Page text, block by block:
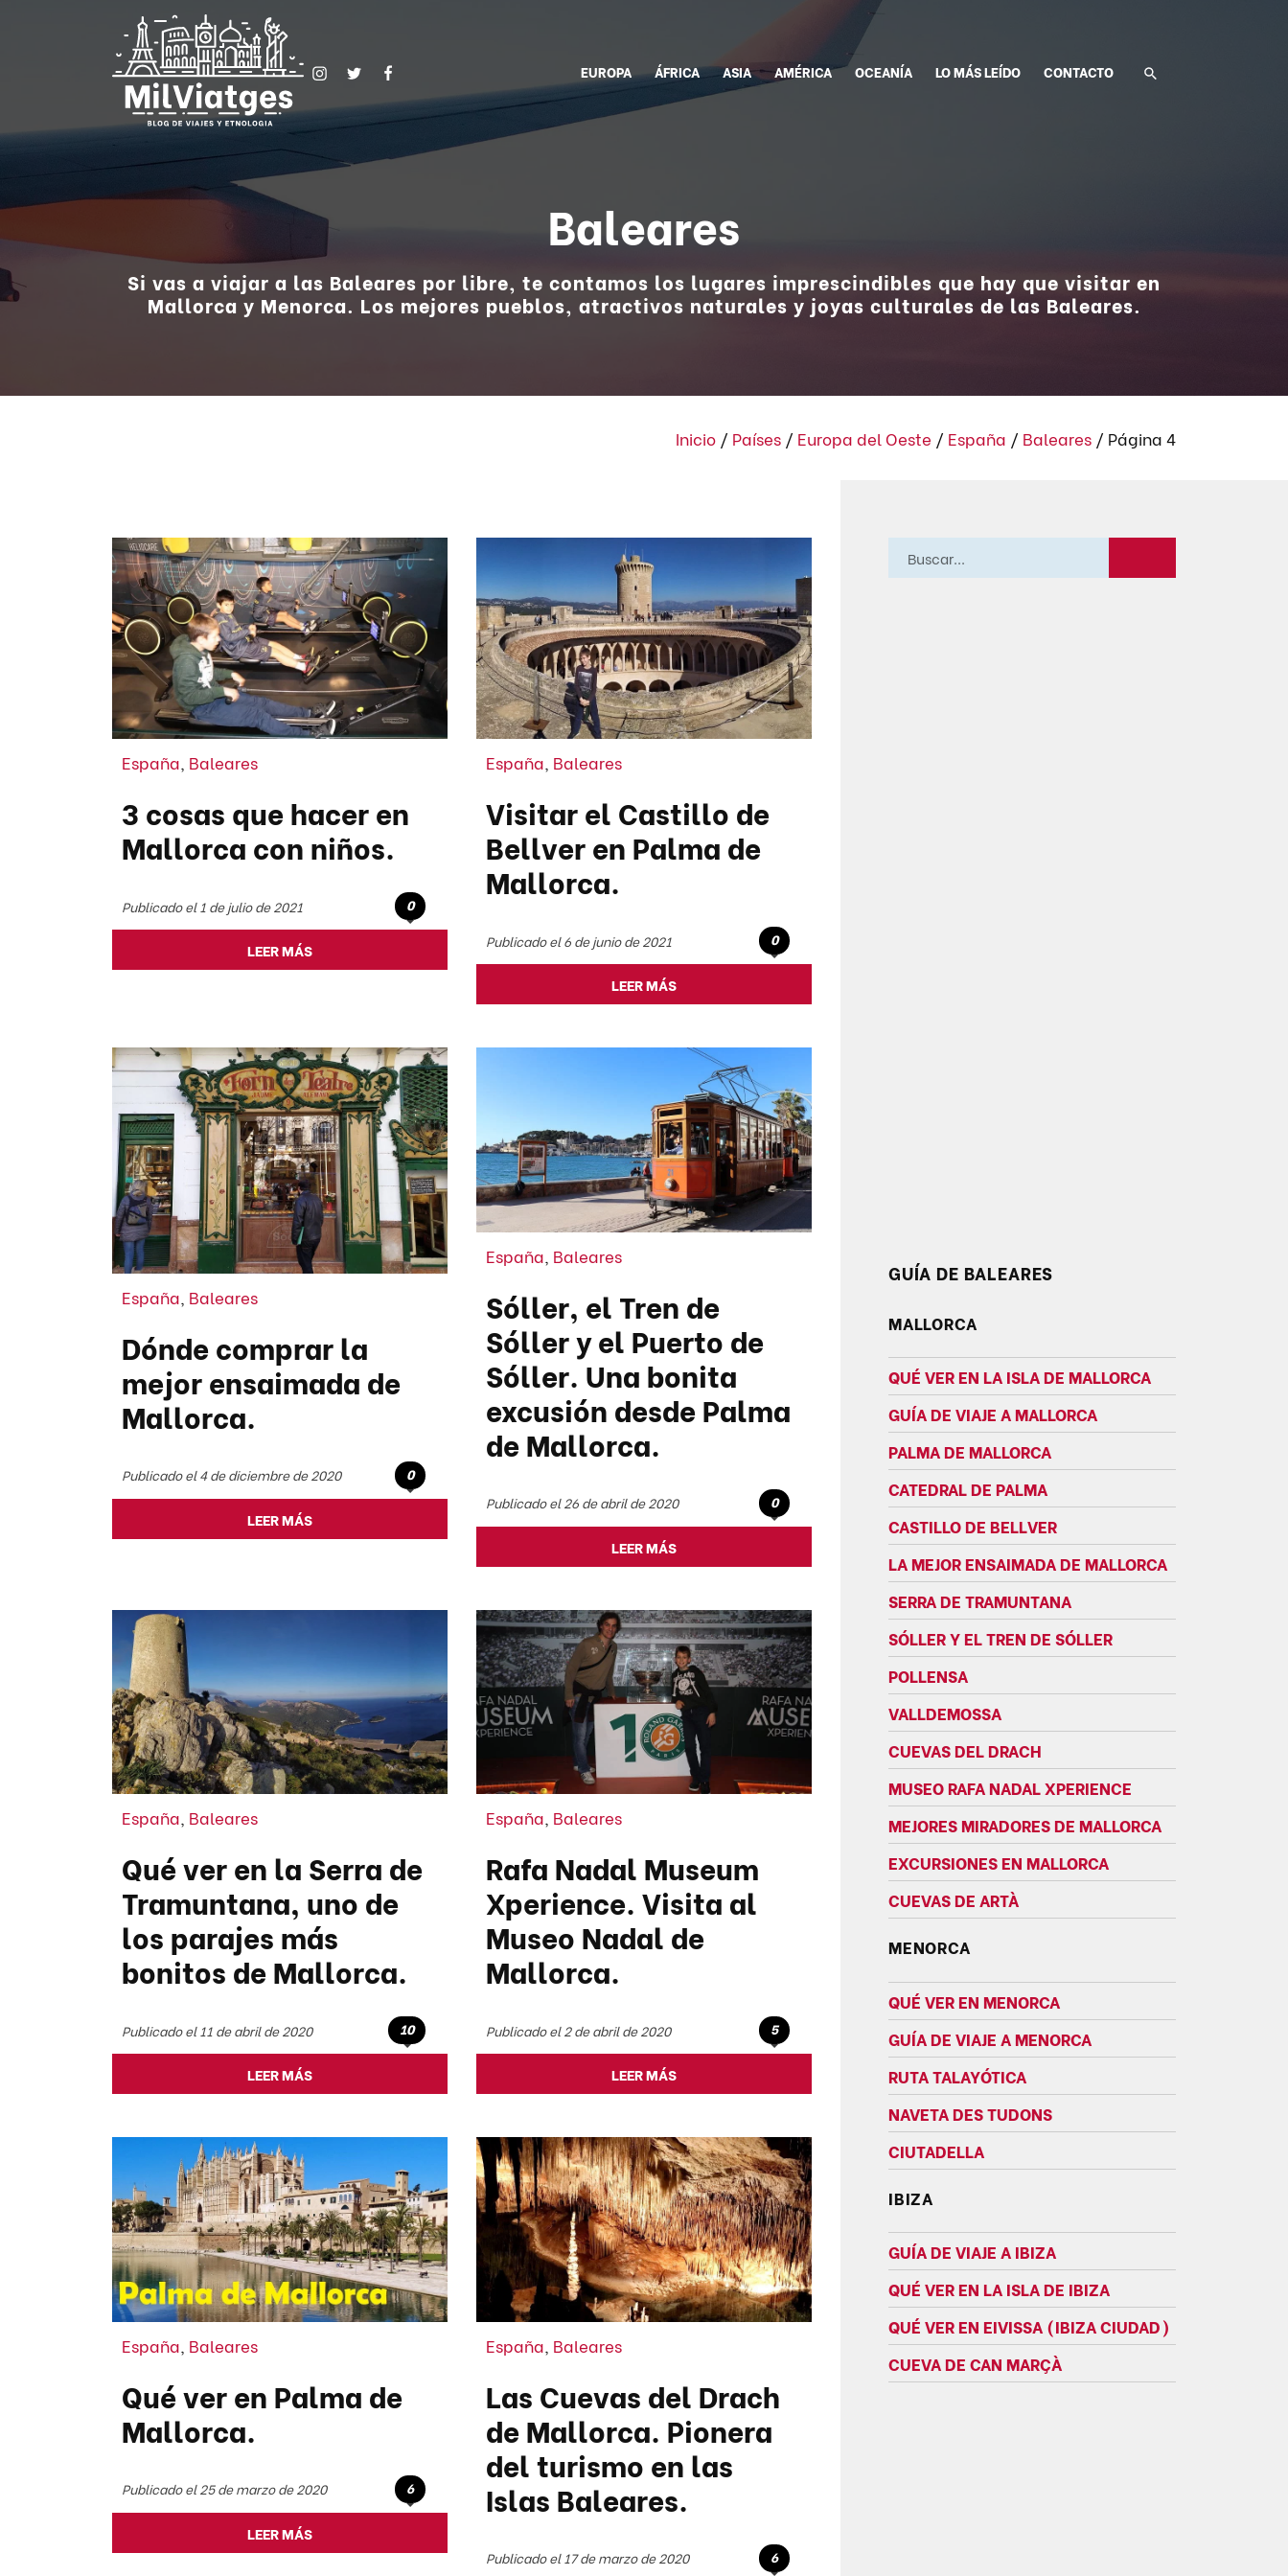
EUROPA ÁFRICA ASIA AMÉRICA OCEANÍA LO MÁS LEÍDO CONTACTO
Baleares
Si vas a viajar a las Baleares por libre, te contamos los lugares imprescindibles que hay que visitar en
Mallorca y Menorca. Los mejores pueblos, atractivos naturales y joyas culturales de las Baleares.
Inicio / Países / Europa del Oeste / España / Baleares / Página 4
España, Baleares
3 cosas que hacer en
Mallorca con niños.
Publicado el 1 de julio de 2021 0
LEER MÁS
España, Baleares
Visitar el Castillo de
Bellver en Palma de
Mallorca.
Publicado el 6 de junio de 2021 0
LEER MÁS
España, Baleares
Dónde comprar la
mejor ensaimada de
Mallorca.
Publicado el 4 de diciembre de 2020 0
LEER MÁS
España Baleares
Sóller, el Tren de
Sóller y el Puerto de
Sóller. Una bonita
excusión desde Palma
de Mallorca.
Publicado el 26 de abril de 2020 0
LEER MÁS
España, Baleares
Qué ver en la Serra de
Tramuntana, uno de
los parajes más
bonitos de Mallorca.
Publicado el 11 de abril de 2020 10
LEER MÁS
España, Baleares
Rafa Nadal Museum
Xperience. Visita al
Museo Nadal de
Mallorca.
Publicado el 2 de abril de 2020 5
LEER MÁS
España Baleares
Qué ver en Palma de
Mallorca.
Publicado el 25 de marzo de 2020 6
LEER MÁS
España Baleares
Las Cuevas del Drach
de Mallorca. Pionera
del turismo en las
Islas Baleares.
Publicado el 17 de marzo de 2020 6
GUÍA DE BALEARES
MALLORCA
QUÉ VER EN LA ISLA DE MALLORCA
GUÍA DE VIAJE A MALLORCA
PALMA DE MALLORCA
CATEDRAL DE PALMA
CASTILLO DE BELLVER
LA MEJOR ENSAIMADA DE MALLORCA
SERRA DE TRAMUNTANA
SÓLLER Y EL TREN DE SÓLLER
POLLENSA
VALLDEMOSSA
CUEVAS DEL DRACH
MUSEO RAFA NADAL XPERIENCE
MEJORES MIRADORES DE MALLORCA
EXCURSIONES EN MALLORCA
CUEVAS DE ARTÀ
MENORCA
QUÉ VER EN MENORCA
GUÍA DE VIAJE A MENORCA
RUTA TALAYÓTICA
NAVETA DES TUDONS
CIUTADELLA
IBIZA
GUÍA DE VIAJE A IBIZA
QUÉ VER EN LA ISLA DE IBIZA
QUÉ VER EN EIVISSA (IBIZA CIUDAD)
CUEVA DE CAN MARÇÀ